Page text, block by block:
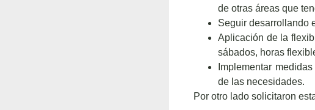
de otras áreas que
Seguir desarrollando
Aplicación de la
sábados, horas
Implementar
de las necesidades.
Por otro lado solicitaron